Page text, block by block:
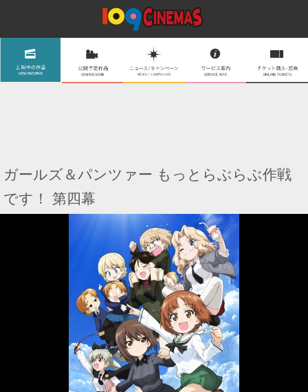
ガールズ＆パンツァー もっとらぶらぶ作戦
です！ 第四幕